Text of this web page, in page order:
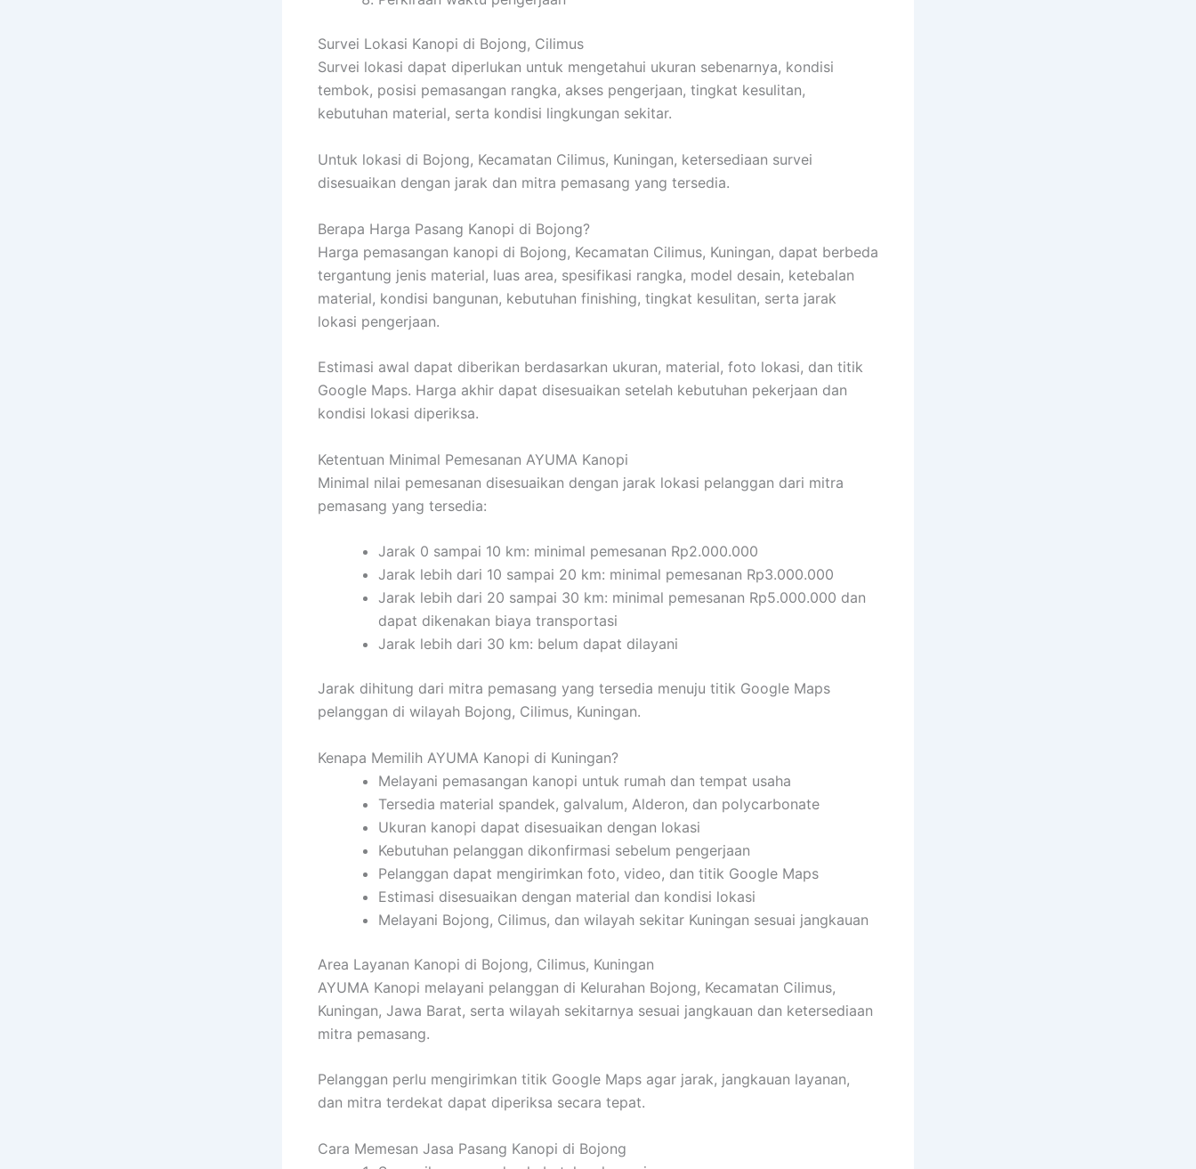
Survei Lokasi Kanopi di Bojong, Cilimus
Survei lokasi dapat diperlukan untuk mengetahui ukuran sebenarnya, kondisi
tembok, posisi pemasangan rangka, akses pengerjaan, tingkat kesulitan,
kebutuhan material, serta kondisi lingkungan sekitar.
Untuk lokasi di Bojong, Kecamatan Cilimus, Kuningan, ketersediaan survei
disesuaikan dengan jarak dan mitra pemasang yang tersedia.
Berapa Harga Pasang Kanopi di Bojong?
Harga pemasangan kanopi di Bojong, Kecamatan Cilimus, Kuningan, dapat berbeda
tergantung jenis material, luas area, spesifikasi rangka, model desain, ketebalan
material, kondisi bangunan, kebutuhan finishing, tingkat kesulitan, serta jarak
lokasi pengerjaan.
Estimasi awal dapat diberikan berdasarkan ukuran, material, foto lokasi, dan titik
Google Maps. Harga akhir dapat disesuaikan setelah kebutuhan pekerjaan dan
kondisi lokasi diperiksa.
Ketentuan Minimal Pemesanan AYUMA Kanopi
Minimal nilai pemesanan disesuaikan dengan jarak lokasi pelanggan dari mitra
pemasang yang tersedia:
Jarak 0 sampai 10 km: minimal pemesanan Rp2.000.000
Jarak lebih dari 10 sampai 20 km: minimal pemesanan Rp3.000.000
Jarak lebih dari 20 sampai 30 km: minimal pemesanan Rp5.000.000 dan
dapat dikenakan biaya transportasi
Jarak lebih dari 30 km: belum dapat dilayani
Jarak dihitung dari mitra pemasang yang tersedia menuju titik Google Maps
pelanggan di wilayah Bojong, Cilimus, Kuningan.
Kenapa Memilih AYUMA Kanopi di Kuningan?
Melayani pemasangan kanopi untuk rumah dan tempat usaha
Tersedia material spandek, galvalum, Alderon, dan polycarbonate
Ukuran kanopi dapat disesuaikan dengan lokasi
Kebutuhan pelanggan dikonfirmasi sebelum pengerjaan
Pelanggan dapat mengirimkan foto, video, dan titik Google Maps
Estimasi disesuaikan dengan material dan kondisi lokasi
Melayani Bojong, Cilimus, dan wilayah sekitar Kuningan sesuai jangkauan
Area Layanan Kanopi di Bojong, Cilimus, Kuningan
AYUMA Kanopi melayani pelanggan di Kelurahan Bojong, Kecamatan Cilimus,
Kuningan, Jawa Barat, serta wilayah sekitarnya sesuai jangkauan dan ketersediaan
mitra pemasang.
Pelanggan perlu mengirimkan titik Google Maps agar jarak, jangkauan layanan,
dan mitra terdekat dapat diperiksa secara tepat.
Cara Memesan Jasa Pasang Kanopi di Bojong